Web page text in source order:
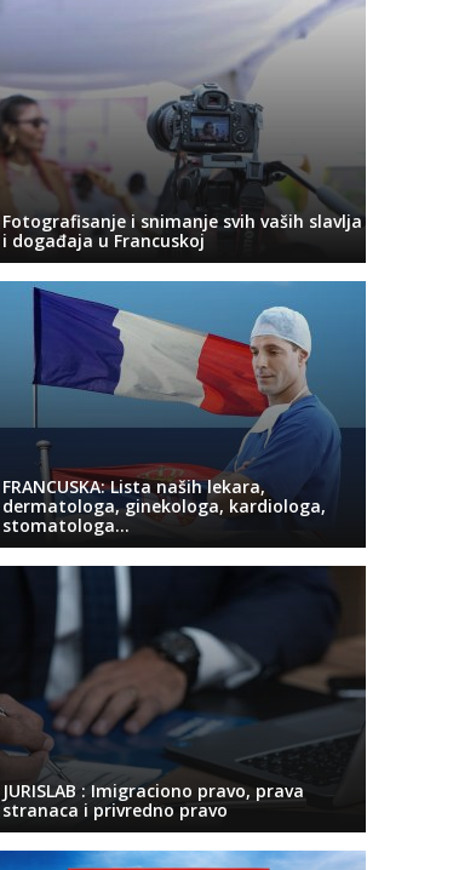
Fotografisanje i snimanje svih vaših slavlja
i događaja u Francuskoj
FRANCUSKA: Lista naših lekara,
dermatologa, ginekologa, kardiologa,
stomatologa…
JURISLAB : Imigraciono pravo, prava
stranaca i privredno pravo